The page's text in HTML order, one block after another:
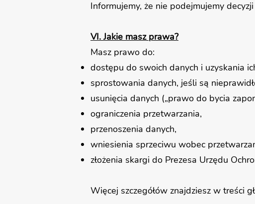
Informujemy, że nie podejmujemy
VI. Jakie masz prawa?
Masz prawo do:
dostępu do swoich danych i uzyskania
sprostowania danych, jeśli są
usunięcia danych („prawo do bycia
ograniczenia przetwarzania,
przenoszenia danych,
wniesienia sprzeciwu wobec
złożenia skargi do Prezesa Urzędu
Więcej szczegółów znajdziesz w treści